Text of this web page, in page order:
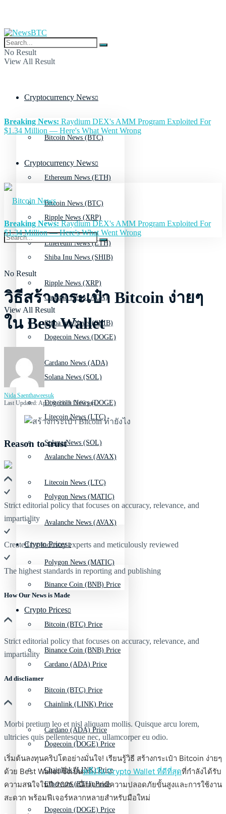
No Result
View All Result
Cryptocurrency News
Bitcoin News (BTC)
Ethereum News (ETH)
Ripple News (XRP)
Shiba Inu News (SHIB)
Cardano News (ADA)
Dogecoin News (DOGE)
Solana News (SOL)
Litecoin News (LTC)
Avalanche News (AVAX)
Polygon News (MATIC)
Crypto Prices
Binance Coin (BNB) Price
Bitcoin (BTC) Price
Cardano (ADA) Price
Chainlink (LINK) Price
Dogecoin (DOGE) Price
Ethereum (ETH) Price
Breaking News: Raydium DEX's AMM Program Exploited For
$1.34 Million — Here's What Went Wrong
Cryptocurrency News
Bitcoin News (BTC)
Ethereum News (ETH)
Ripple News (XRP)
Shiba Inu News (SHIB)
Cardano News (ADA)
Dogecoin News (DOGE)
Solana News (SOL)
Litecoin News (LTC)
Avalanche News (AVAX)
Polygon News (MATIC)
Crypto Prices
Binance Coin (BNB) Price
Bitcoin (BTC) Price
Cardano (ADA) Price
Chainlink (LINK) Price
Dogecoin (DOGE) Price
No Result
View All Result
Breaking News:Raydium DEX's AMM Program Exploited For
$1.34 Million — Here's What Went Wrong
วิธีสร้างกระเป๋า Bitcoin ง่ายๆ
ใน Best Wallet
Nida Saenthaweesuk
Last Updated: April 9, 2025 12:02 pm
Reason to trust
Strict editorial policy that focuses on accuracy, relevance, and
impartiality
Created by industry experts and meticulously reviewed
The highest standards in reporting and publishing
How Our News is Made
Strict editorial policy that focuses on accuracy, relevance, and
impartiality
Ad discliamer
Morbi pretium leo et nisl aliquam mollis. Quisque arcu lorem,
ultricies quis pellentesque nec, ullamcorper eu odio.
เริ่มต้นลงทุนคริปโตอย่างมั่นใจ! เรียนรู้วิธี สร้างกระเป๋า Bitcoin ง่ายๆ
ด้วย Best Wallet ซึ่งเป็นหนึ่งใน Crypto Wallet ที่ดีที่สุดที่กำลังได้รับ
ความสนใจในปี 2025 เนื่องจากมีความปลอดภัยขั้นสูงและการใช้งาน
สะดวก พร้อมฟีเจอร์หลากหลายสำหรับมือใหม่